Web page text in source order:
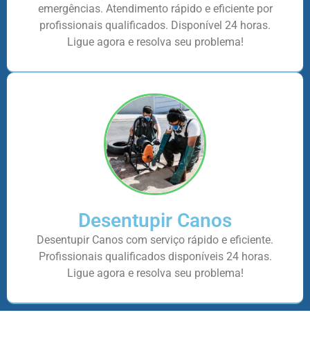
emergências. Atendimento rápido e eficiente por
profissionais qualificados. Disponível 24 horas.
Ligue agora e resolva seu problema!
Desentupir Canos
Desentupir Canos com serviço rápido e eficiente.
Profissionais qualificados disponíveis 24 horas.
Ligue agora e resolva seu problema!